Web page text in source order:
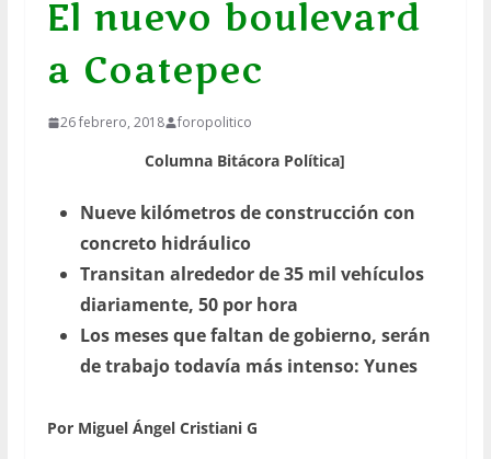
El nuevo boulevard
a Coatepec
26 febrero, 2018 foropolitico
Columna Bitácora Política]
Nueve kilómetros de construcción con
concreto hidráulico
Transitan alrededor de 35 mil vehículos
diariamente, 50 por hora
Los meses que faltan de gobierno, serán
de trabajo todavía más intenso: Yunes
Por Miguel Ángel Cristiani G